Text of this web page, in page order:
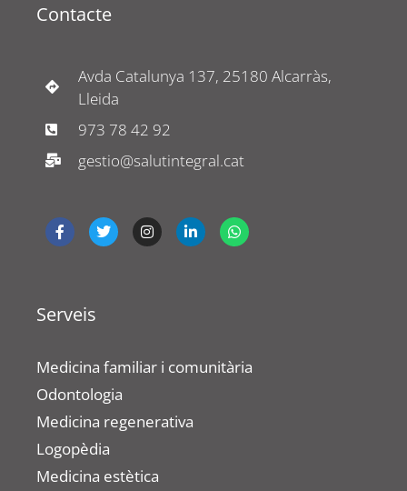
Contacte
Avda Catalunya 137, 25180 Alcarràs,
Lleida
973 78 42 92
gestio@salutintegral.cat
Serveis
Medicina familiar i comunitària
Odontologia
Medicina regenerativa
Logopèdia
Medicina estètica